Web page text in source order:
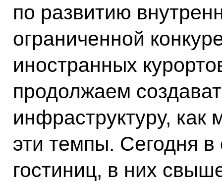
по развитию
ограниченной
иностранных
продолжаем
инфраструктуру,
эти темпы. Сегодня
гостиниц, в них